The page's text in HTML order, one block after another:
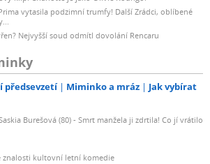
vytasila podzimní trumfy! Další Zrádci, oblíbené
Nejvyšší soud odmítl dovolání Rencaru
předsevzetí Miminko a mráz
Jak vybírat
Burešová (80) - Smrt manžela ji zdrtila! Co jí vrátilo
znalosti kultovní letní komedie